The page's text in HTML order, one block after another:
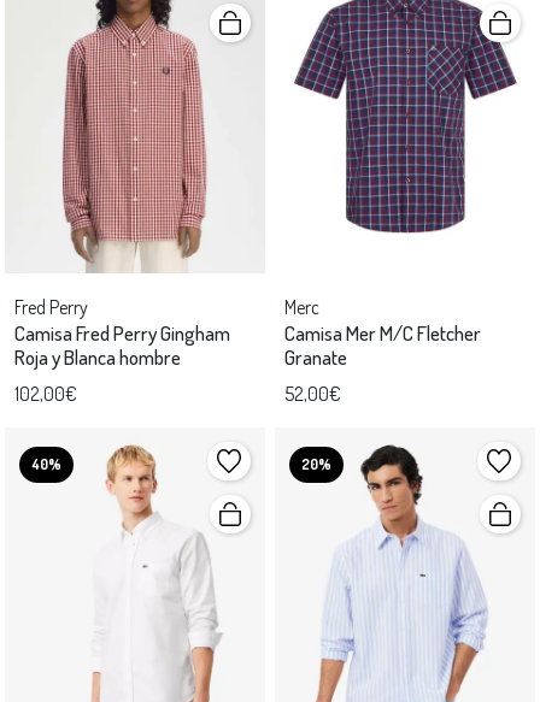
Fred Perry
Camisa Fred Perry Gingham
Roja y Blanca hombre
102,00€
Merc
Camisa Mer M/C Fletcher
Granate
52,00€
40% 20%